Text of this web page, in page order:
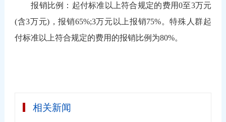
报销比例：起付标准以上符合规定的费用0至3万元
(含3万元)，报销65%;3万元以上报销75%。特殊人群起
付标准以上符合规定的费用的报销比例为80%。
相关新闻